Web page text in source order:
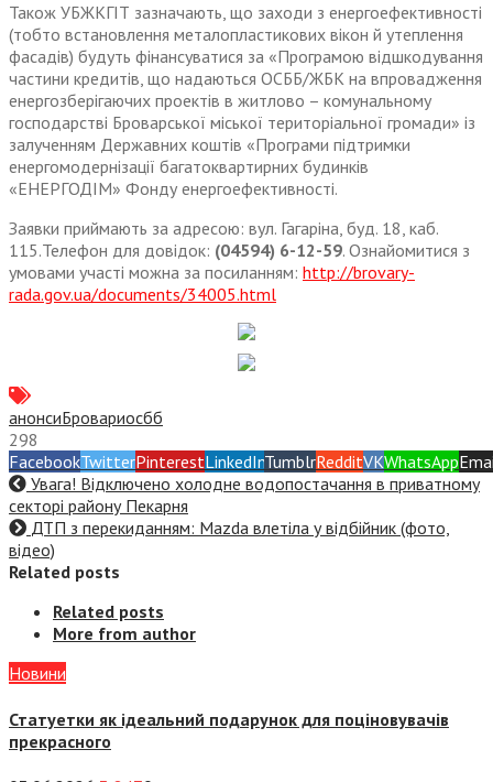
Також УБЖКГІТ зазначають, що заходи з енергоефективності
(тобто встановлення металопластикових вікон й утеплення
фасадів) будуть фінансуватися за «Програмою відшкодування
частини кредитів, що надаються ОСББ/ЖБК на впровадження
енергозберігаючих проектів в житлово – комунальному
господарстві Броварської міської територіальної громади» із
залученням Державних коштів «Програми підтримки
енергомодернізації багатоквартирних будинків
«ЕНЕРГОДІМ» Фонду енергоефективності.
Заявки приймають за адресою: вул. Гагаріна, буд. 18, каб.
115.Телефон для довідок: (04594) 6-12-59. Ознайомитися з
умовами участі можна за посиланням: http://brovary-
rada.gov.ua/documents/34005.html
анонсиБровариосбб
298
FacebookTwitterPinterestLinkedInTumblrRedditVKWhatsApp
Увага! Відключено холодне водопостачання в приватному
секторі району Пекарня
ДТП з перекиданням: Mazda влетіла у відбійник (фото,
відео)
Related posts
Related posts
More from author
Новини
Статуетки як ідеальний подарунок для поціновувачів
прекрасного